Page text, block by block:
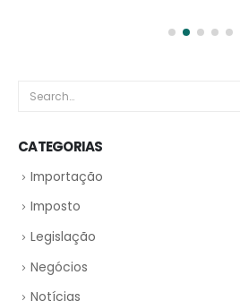
Imposto
Notícias